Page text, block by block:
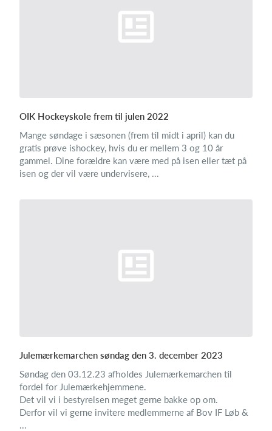
OIK Hockeyskole frem til julen 2022
Mange søndage i sæsonen (frem til midt i april) kan du
gratis prøve ishockey, hvis du er mellem 3 og 10 år
gammel. Dine forældre kan være med på isen eller tæt på
isen og der vil være undervisere, ...
Julemærkemarchen søndag den 3. december 2023
Søndag den 03.12.23 afholdes Julemærkemarchen til
fordel for Julemærkehjemmene.
Det vil vi i bestyrelsen meget gerne bakke op om.
Derfor vil vi gerne invitere medlemmerne af Bov IF Løb &
...